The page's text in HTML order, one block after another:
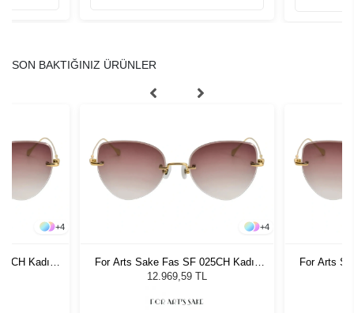
SON BAKTIĞINIZ ÜRÜNLER
+4
Kadın
+4
For Arts Sake Fas SF 025CH Kadın
Güneş Gözlüğü
12.969,59 TL
For Arts